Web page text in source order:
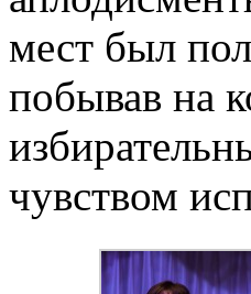
мест был
побывав на
чувством